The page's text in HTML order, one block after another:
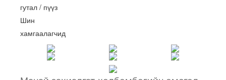
гутал / пүүз
Шин
хамгаалагчид